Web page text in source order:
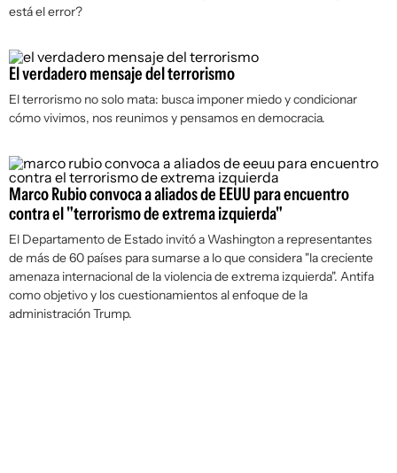
está el error?
El verdadero mensaje del terrorismo
El terrorismo no solo mata: busca imponer miedo y condicionar
cómo vivimos, nos reunimos y pensamos en democracia.
Marco Rubio convoca a aliados de EEUU para encuentro
contra el "terrorismo de extrema izquierda"
El Departamento de Estado invitó a Washington a representantes
de más de 60 países para sumarse a lo que considera "la creciente
amenaza internacional de la violencia de extrema izquierda". Antifa
como objetivo y los cuestionamientos al enfoque de la
administración Trump.